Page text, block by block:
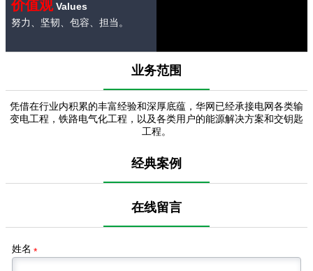
价值观 Values
努力、坚韧、包容、担当。
业务范围
凭借在行业内积累的丰富经验和深厚底蕴，华网已经承接电网各类输
变电工程，铁路电气化工程，以及各类用户的能源解决方案和交钥匙
工程。
经典案例
在线留言
姓名 *
 联系我们